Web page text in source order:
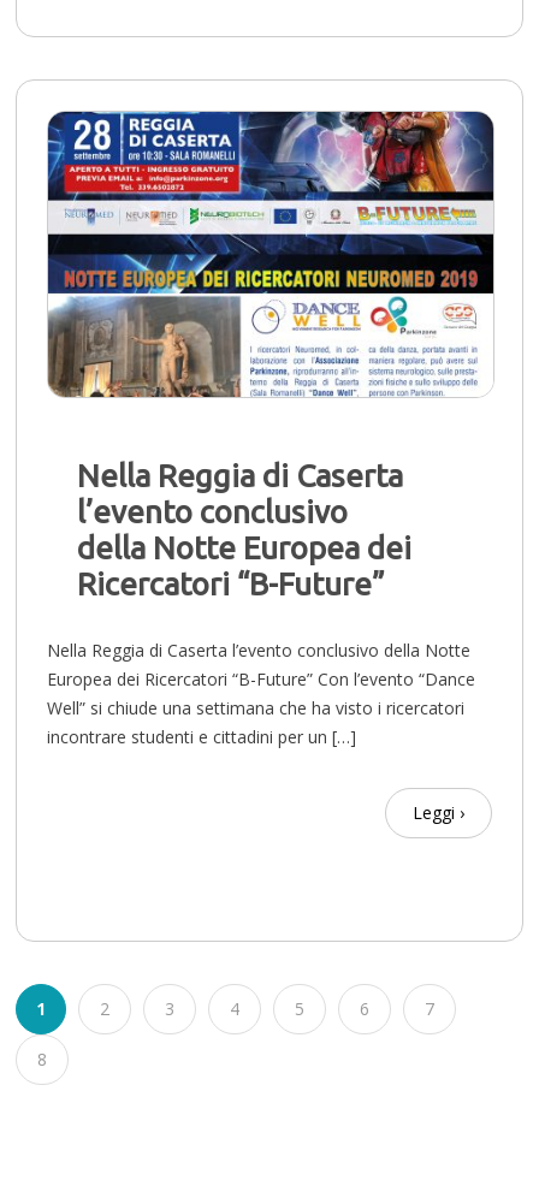
Nella Reggia di Caserta
l’evento conclusivo
della Notte Europea dei
Ricercatori “B-Future”
Nella Reggia di Caserta l’evento conclusivo della Notte
Europea dei Ricercatori “B-Future” Con l’evento “Dance
Well” si chiude una settimana che ha visto i ricercatori
incontrare studenti e cittadini per un […]
Leggi ›
1 2 3 4 5 6 7
8